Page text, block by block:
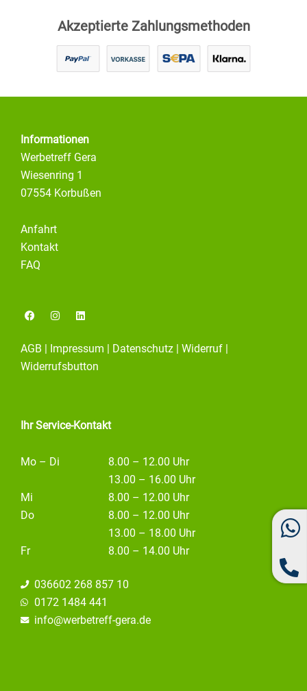
Akzeptierte Zahlungsmethoden
Informationen
Werbetreff Gera
Wiesenring 1
07554 Korbußen
Anfahrt
Kontakt
FAQ
F
a
e
b
o
o
I
n
a
g
r
L
i
e
d
i
AGB Impressum Datenschutz Widerruf
Widerrufsbutton
Ihr Service-Kontakt
Mo – Di
8.00 – 12.00 Uhr
13.00 – 16.00 Uhr
Mi
8.00 – 12.00 Uhr
Do
8.00 – 12.00 Uhr
13.00 – 18.00 Uhr
Fr
8.00 – 14.00 Uhr
036602 268 857 10
0172 1484 441
info@werbetreff-gera.de